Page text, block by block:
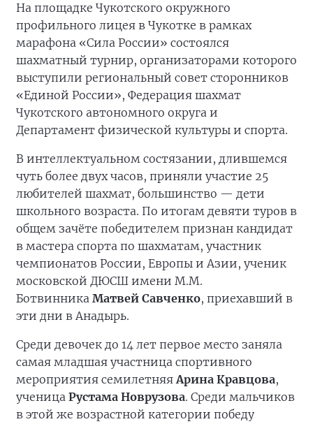
На площадке Чукотского окружного
профильного лицея в Чукотке в рамках
марафона «Сила России» состоялся
шахматный турнир, организаторами которого
выступили региональный совет сторонников
«Единой России», Федерация шахмат
Чукотского автономного округа и
Департамент физической культуры и спорта.
В интеллектуальном состязании, длившемся
чуть более двух часов, приняли участие 25
любителей шахмат, большинство — дети
школьного возраста. По итогам девяти туров в
общем зачёте победителем признан кандидат
в мастера спорта по шахматам, участник
чемпионатов России, Европы и Азии, ученик
московской ДЮСШ имени М.М.
Ботвинника Матвей Савченко, приехавший в
эти дни в Анадырь.
Среди девочек до 14 лет первое место заняла
самая младшая участница спортивного
мероприятия семилетняяАрина Кравцова,
ученица Рустама Новрузова. Среди мальчиков
в этой же возрастной категории победу